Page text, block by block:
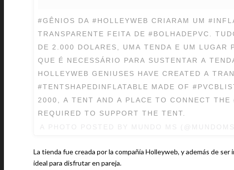
#GÊNIOS DA #HOLLEYWEB CRIARAM UM
TRANSPARENTE FEITA DE #BOLHADEPVC.
DE 2.000 DOLARES, UMA TENDA E UM LUGAR
QUE É NECESSÁRIO PARA SUSTENTAR A
HOLLEYWEB GENIUSES HAVE CREATED A
#TENTSHAPEDINFLATABLE MADE OF
2000, A TENT AND A PLACE TO CONNECT THE
REQUIRED TO SUPPORT THE TENT.
La tienda fue creada por la compañía Holleyweb, y además de
ideal para disfrutar en pareja.